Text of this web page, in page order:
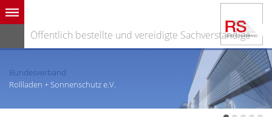
Öffentlich bestellte und vereidigte Sachverständige
Bundesverband
Rollladen + Sonnenschutz e.V.